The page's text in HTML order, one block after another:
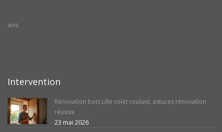
avis
Intervention
Rénovation bois Lille volet roulant, astuces rénovation
réussie
23 mai 2026